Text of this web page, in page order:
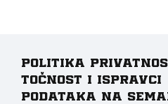
Politika
točnost i ispravci
podataka na